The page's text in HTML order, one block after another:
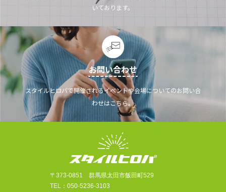
いております。
お問い合わせ
スタイルヒロバで開催されるイベントや会場についてのお問い合
わせはこちら。
〒373-0851 群馬県太田市飯田町529
TEL：050-5236-3103